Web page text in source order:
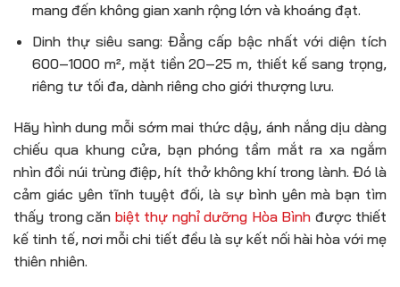
mang đến không gian xanh rộng lớn và khoáng đạt.
Dinh thự siêu sang: Đẳng cấp bậc nhất với diện tích
600–1000 m², mặt tiền 20–25 m, thiết kế sang trọng,
riêng tư tối đa, dành riêng cho giới thượng lưu.
Hãy hình dung mỗi sớm mai thức dậy, ánh nắng dịu dàng
chiếu qua khung cửa, bạn phóng tầm mắt ra xa ngắm
nhìn đồi núi trùng điệp, hít thở không khí trong lành. Đó là
cảm giác yên tĩnh tuyệt đối, là sự bình yên mà bạn tìm
thấy trong căn biệt thự nghỉ dưỡng Hòa Bình được thiết
kế tinh tế, nơi mỗi chi tiết đều là sự kết nối hài hòa với mẹ
thiên nhiên.